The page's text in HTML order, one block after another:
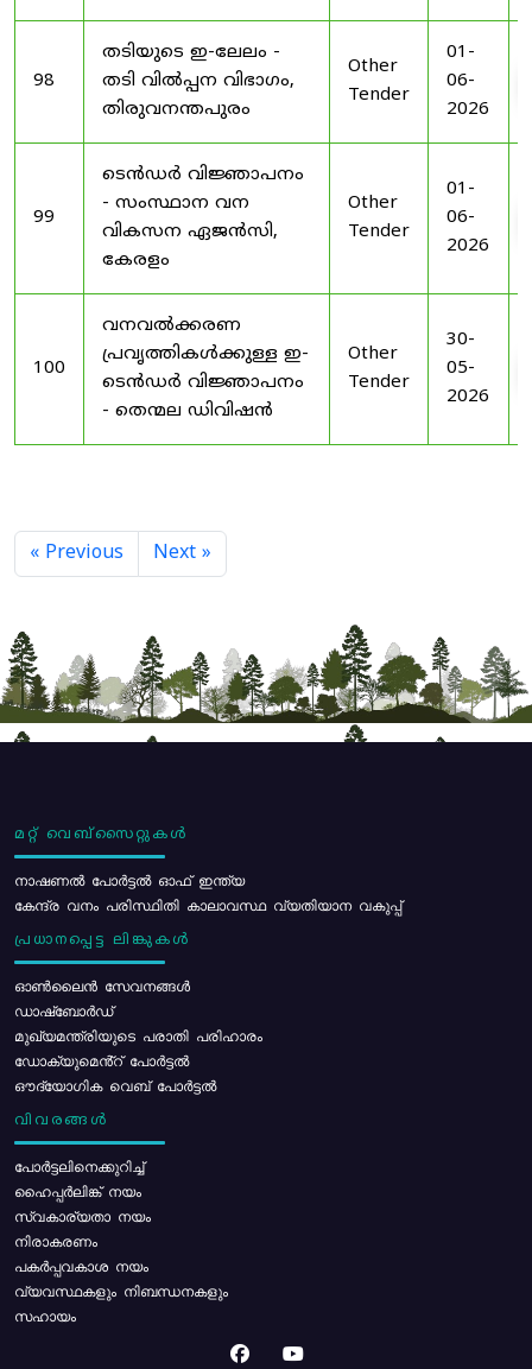
98
തടിയുടെ ഇ-ലേലം -
തടി വിൽപ്പന വിഭാഗം,
തിരുവനന്തപുരം
Other
Tender
01-
06-
2026
99
ടെൻഡർ വിജ്ഞാപനം
- സംസ്ഥാന വന
വികസന ഏജൻസി,
കേരളം
Other
Tender
01-
06-
2026
100
വനവൽക്കരണ
പ്രവൃത്തികൾക്കുള്ള ഇ-
ടെൻഡർ വിജ്ഞാപനം
- തെന്മല ഡിവിഷൻ
Other
Tender
30-
05-
2026
« Previous Next »
മറ്റ് വെബ്സൈറ്റുകൾ
നാഷണൽ പോർട്ടൽ ഓഫ് ഇന്ത്യ
കേന്ദ്ര വനം പരിസ്ഥിതി കാലാവസ്ഥ വ്യതിയാന വകുപ്പ്
പ്രധാനപ്പെട്ട ലിങ്കുകൾ
ഓൺലൈൻ സേവനങ്ങൾ
ഡാഷ്ബോർഡ്
മുഖ്യമന്ത്രിയുടെ പരാതി പരിഹാരം
ഡോക്യുമെൻ്റ് പോർട്ടൽ
ഔദ്യോഗിക വെബ് പോർട്ടൽ
വിവരങ്ങൾ
പോര്‍ട്ടലിനെക്കുറിച്ച്
ഹൈപ്പർലിങ്ക് നയം
സ്വകാര്യതാ നയം
നിരാകരണം
പകർപ്പവകാശ നയം
വ്യവസ്ഥകളും നിബന്ധനകളും
സഹായം